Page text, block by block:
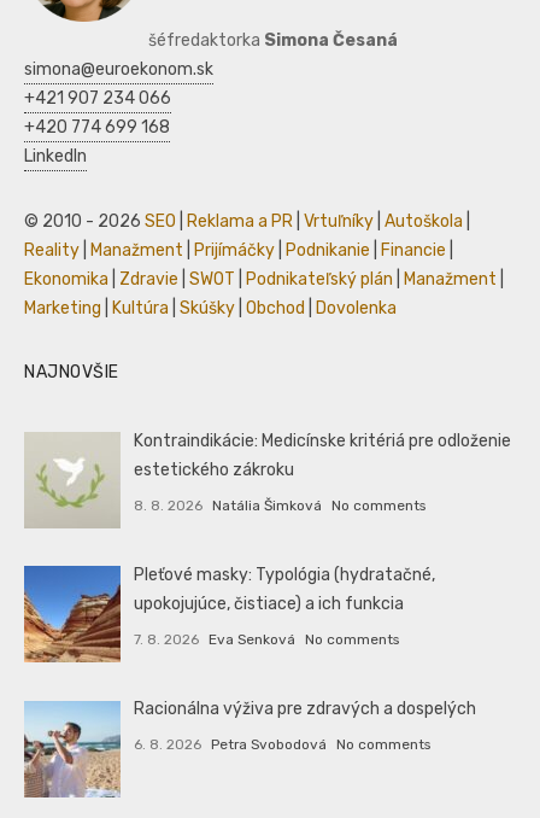
šéfredaktorka Simona Česaná
simona@euroekonom.sk
+421 907 234 066
+420 774 699 168
LinkedIn
© 2010 - 2026 SEO Reklama a PR Vrtuľníky Autoškola
Reality
Manažment Prijímáčky Podnikanie Financie
Ekonomika
Zdravie SWOT Podnikateľský plán Manažment
Marketing
Kultúra Skúšky Obchod Dovolenka
NAJNOVŠIE
Kontraindikácie: Medicínske kritériá pre odloženie
estetického zákroku
8. 8. 2026 Natália Šimková No comments
Pleťové masky: Typológia (hydratačné,
upokojujúce, čistiace) a ich funkcia
7. 8. 2026 Eva Senková No comments
Racionálna výživa pre zdravých a dospelých
6. 8. 2026 Petra Svobodová No comments